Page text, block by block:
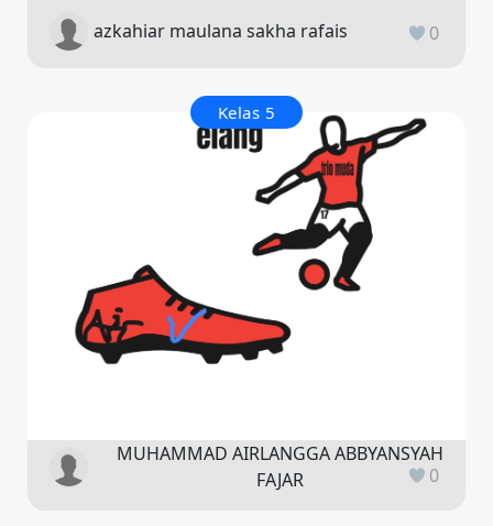
azkahiar maulana sakha rafais 0
Kelas 5
MUHAMMAD AIRLANGGA ABBYANSYAH
FAJAR
0